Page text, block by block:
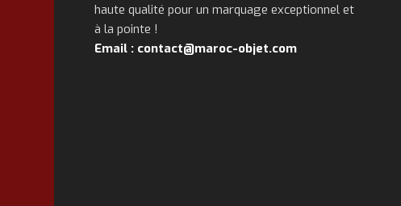
haute qualité pour un marquage exceptionnel et
à la pointe !
Email : contact@maroc-objet.com